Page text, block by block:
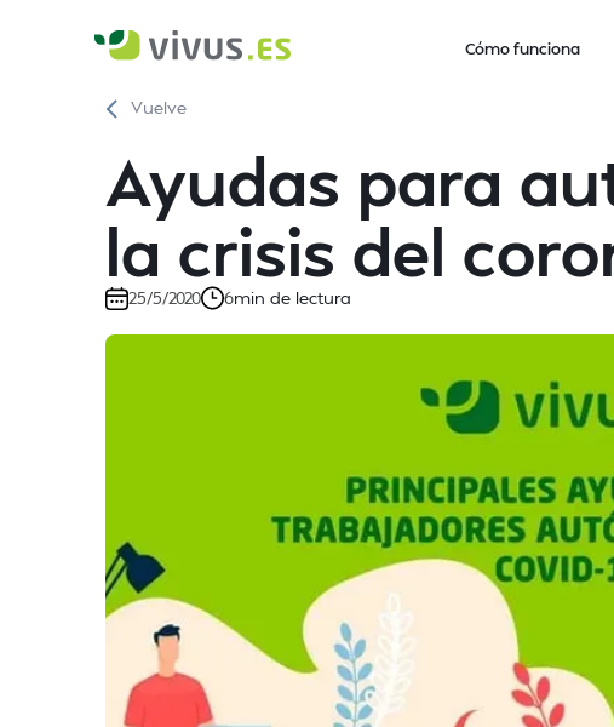
Cómo funciona
Vuelve
Ayudas para
la crisis del
25/5/2020 6min de lectura